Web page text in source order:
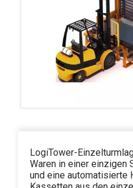
LogiTower-
Waren in einer einzigen
und eine automatisierte